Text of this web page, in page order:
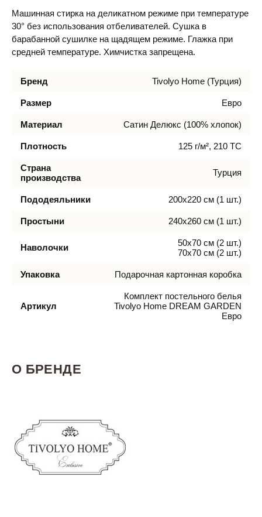
Машинная стирка на деликатном режиме при температуре
30° без использования отбеливателей. Сушка в
барабанной сушилке на щадящем режиме. Глажка при
средней температуре. Химчистка запрещена.
Бренд Tivolyo Home (Турция)
Размер Евро
Материал Сатин Делюкс (100% хлопок)
Плотность 125 г/м², 210 TC
Страна
производства
Турция
Пододеяльники 200х220 см (1 шт.)
Простыни 240х260 см (1 шт.)
Наволочки
50х70 см (2 шт.)
70х70 см (2 шт.)
Упаковка Подарочная картонная коробка
Артикул
Комплект постельного белья
Tivolyo Home DREAM GARDEN
Евро
О БРЕНДЕ